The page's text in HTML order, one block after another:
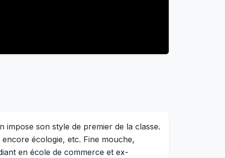
impose son style de premier de la classe.
écologie, etc. Fine mouche,
en école de commerce et ex-